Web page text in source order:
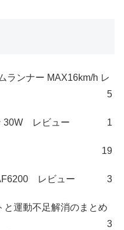
ランナー MAX16km/h レ
5
30W レビュー 1
19
レビュー 3
と運動不足解消のまとめ
3